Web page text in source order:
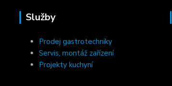
Služby
Prodej gastrotechniky
Servis, montáž zařízení
Projekty kuchyní